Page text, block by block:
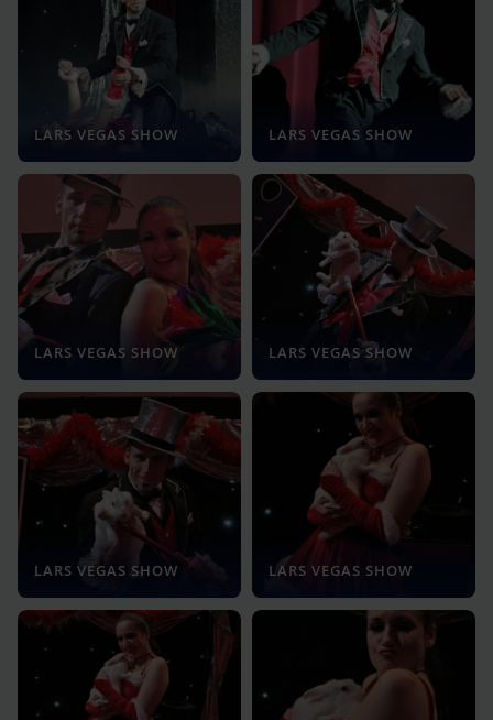
LARS VEGAS SHOW LARS VEGAS SHOW
LARS VEGAS SHOW LARS VEGAS SHOW
LARS VEGAS SHOW LARS VEGAS SHOW